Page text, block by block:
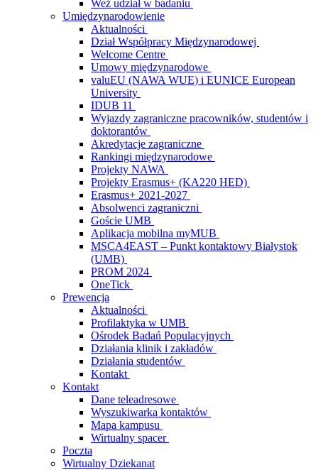
Weź udział w badaniu
Umiędzynarodowienie
Aktualności
Dział Współpracy Międzynarodowej
Welcome Centre
Umowy międzynarodowe
valuEU (NAWA WUE) i EUNICE European
University
IDUB 11
Wyjazdy zagraniczne pracowników, studentów i
doktorantów
Akredytacje zagraniczne
Rankingi międzynarodowe
Projekty NAWA
Projekty Erasmus+ (KA220 HED)
Erasmus+ 2021-2027
Absolwenci zagraniczni
Goście UMB
Aplikacja mobilna myMUB
MSCA4EAST – Punkt kontaktowy Białystok
(UMB)
PROM 2024
OneTick
Prewencja
Aktualności
Profilaktyka w UMB
Ośrodek Badań Populacyjnych
Działania klinik i zakładów
Działania studentów
Kontakt
Kontakt
Dane teleadresowe
Wyszukiwarka kontaktów
Mapa kampusu
Wirtualny spacer
Poczta
Wirtualny Dziekanat